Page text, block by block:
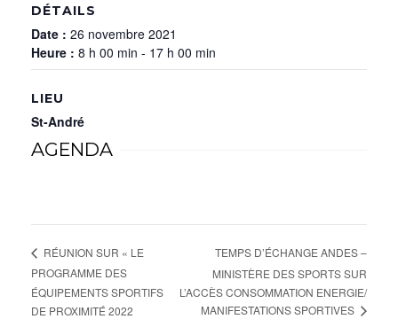
DÉTAILS
Date : 26 novembre 2021
Heure : 8 h 00 min - 17 h 00 min
LIEU
St-André
AGENDA
RÉUNION SUR « LE
PROGRAMME DES
ÉQUIPEMENTS SPORTIFS
DE PROXIMITÉ 2022
TEMPS D’ÉCHANGE ANDES –
MINISTÈRE DES SPORTS SUR
L’ACCÈS CONSOMMATION ENERGIE/
MANIFESTATIONS SPORTIVES